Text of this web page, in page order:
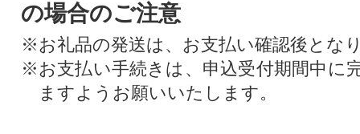
の場合のご注意
※お礼品の発送は、お支払い確認後とな
※お支払い手続きは、申込受付期間中に
ますようお願いいたします。